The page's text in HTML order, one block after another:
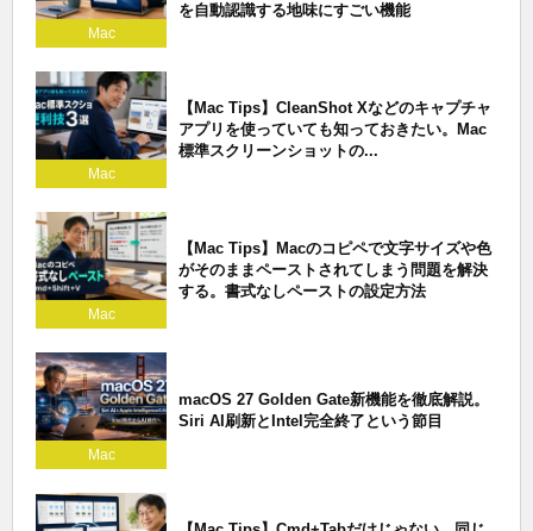
Mac
を自動認識する地味にすごい機能
Mac
【Mac Tips】CleanShot Xなどのキャプチャ
アプリを使っていても知っておきたい。Mac
標準スクリーンショットの...
Mac
【Mac Tips】Macのコピペで文字サイズや色
がそのままペーストされてしまう問題を解決
する。書式なしペーストの設定方法
Mac
macOS 27 Golden Gate新機能を徹底解説。
Siri AI刷新とIntel完全終了という節目